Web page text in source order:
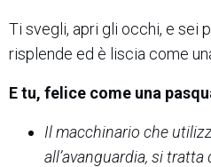
Ti svegli, apri gli occhi, e sei
risplende ed è liscia come
E tu, felice come una
Il macchinario che
all’avanguardia, si